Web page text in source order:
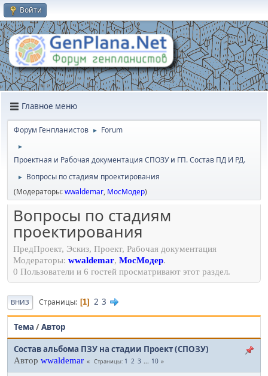
Войти
Главное меню
Форум Генпланистов ► Forum
►
Проектная и Рабочая документация СПОЗУ и ГП. Состав ПД И РД.
►
Вопросы по стадиям проектирования
(Модераторы:wwaldemar, МосМодер)
Вопросы по стадиям
проектирования
ПредПроект, Эскиз, Проект, Рабочая документация
Модераторы: wwaldemar, МосМодер.
0 Пользователи и 6 гостей просматривают этот раздел.
ВНИЗ Страницы 1 2 3
Тема /Автор
Состав альбома ПЗУ на стадии Проект (СПОЗУ)
Автор wwaldemar Страницы 1 2 3 ... 10